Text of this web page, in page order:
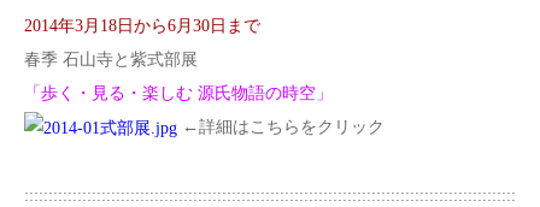
2014年3月18日から6月30日まで
春季 石山寺と紫式部展
「歩く・見る・楽しむ 源氏物語の時空」
←詳細はこちらをクリック
::::::::::::::::::::::::::::::::::::::::::::::::::::::::::::::::::::::::::::::::::::::::::::::::::::::